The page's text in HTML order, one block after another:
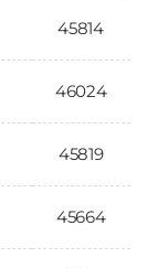
45814
46024
45819
45664